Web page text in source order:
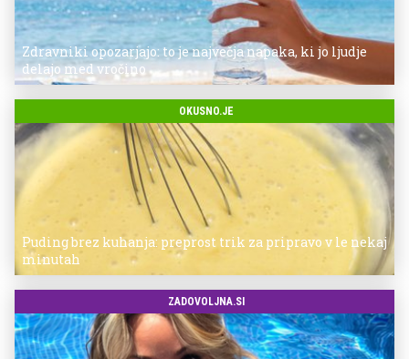
Zdravniki opozarjajo: to je največja napaka, ki jo ljudje
delajo med vročino
OKUSNO.JE
Puding brez kuhanja: preprost trik za pripravo v le nekaj
minutah
ZADOVOLJNA.SI